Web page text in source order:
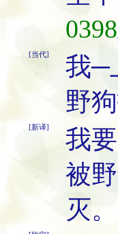
0398
[当代]
我─
野
[新译]
我
被
灭